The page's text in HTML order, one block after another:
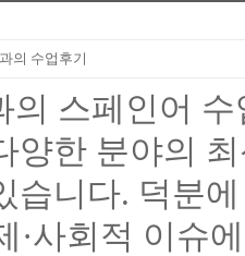
의 수업후기
의 스페인어
양한 분야의
습니다. 덕분
·사회적 이슈